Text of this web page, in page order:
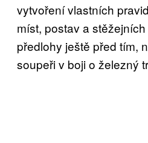
vytvoření vlastních
míst, postav a
předlohy ještě před tím,
soupeři v boji o železný